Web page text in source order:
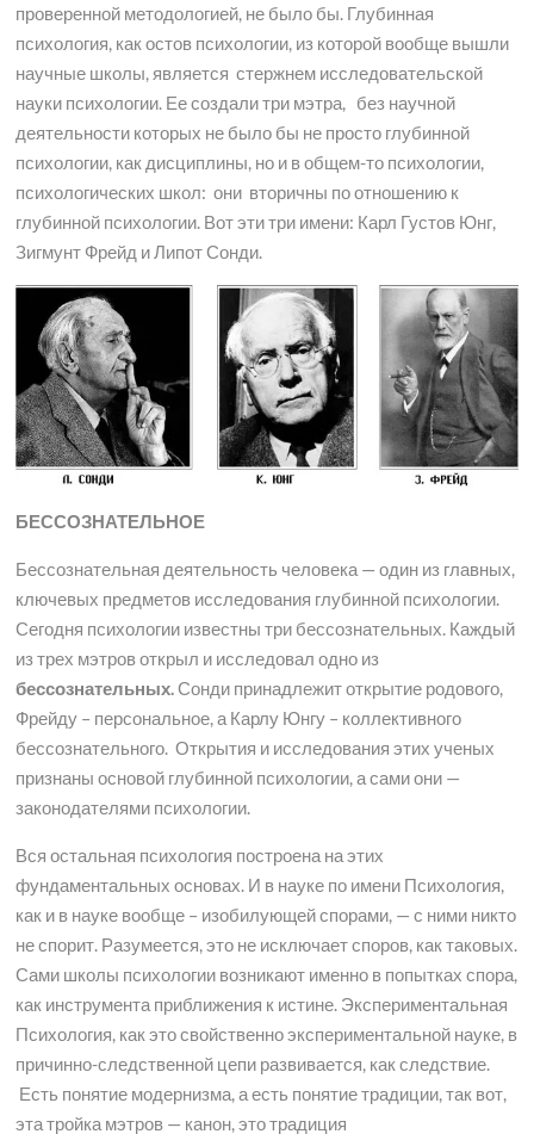
проверенной методологией, не было бы. Глубинная
психология, как остов психологии, из которой вообще вышли
научные школы, является стержнем исследовательской
науки психологии. Ее создали три мэтра, без научной
деятельности которых не было бы не просто глубинной
психологии, как дисциплины, но и в общем-то психологии,
психологических школ: они вторичны по отношению к
глубинной психологии. Вот эти три имени: Карл Густов Юнг,
Зигмунт Фрейд и Липот Сонди.
БЕССОЗНАТЕЛЬНОЕ
Бессознательная деятельность человека — один из главных,
ключевых предметов исследования глубинной психологии.
Сегодня психологии известны три бессознательных. Каждый
из трех мэтров открыл и исследовал одно из
бессознательных.Сонди принадлежит открытие родового,
Фрейду – персональное, а Карлу Юнгу – коллективного
бессознательного. Открытия и исследования этих ученых
признаны основой глубинной психологии, а сами они —
законодателями психологии.
Вся остальная психология построена на этих
фундаментальных основах. И в науке по имени Психология,
как и в науке вообще – изобилующей спорами, — с ними никто
не спорит. Разумеется, это не исключает споров, как таковых.
Сами школы психологии возникают именно в попытках спора,
как инструмента приближения к истине. Экспериментальная
Психология, как это свойственно экспериментальной науке, в
причинно-следственной цепи развивается, как следствие.
Есть понятие модернизма, а есть понятие традиции, так вот,
эта тройка мэтров — канон, это традиция